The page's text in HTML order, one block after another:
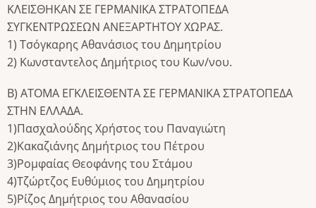
ΚΛΕΙΣΘΗΚΑΝ ΣΕ ΓΕΡΜΑΝΙΚΑ ΣΤΡΑΤΟΠΕΔΑ
ΣΥΓΚΕΝΤΡΩΣΕΩΝ ΑΝΕΞΑΡΤΗΤΟΥ ΧΩΡΑΣ.
1) Τσόγκαρης Αθανάσιος του Δημητρίου
2) Κωνσταντελος Δημήτριος του Κων/νου.
Β) ΑΤΟΜΑ ΕΓΚΛΕΙΣΘΕΝΤΑ ΣΕ ΓΕΡΜΑΝΙΚΑ ΣΤΡΑΤΟΠΕΔΑ
ΣΤΗΝ ΕΛΛΑΔΑ.
1)Πασχαλούδης Χρήστος του Παναγιώτη
2)Κακαζιάνης Δημήτριος του Πέτρου
3)Ρομφαίας Θεοφάνης του Στάμου
4)Τζώρτζος Ευθύμιος του Δημητρίου
5)Ρίζος Δημήτριος του Αθανασίου